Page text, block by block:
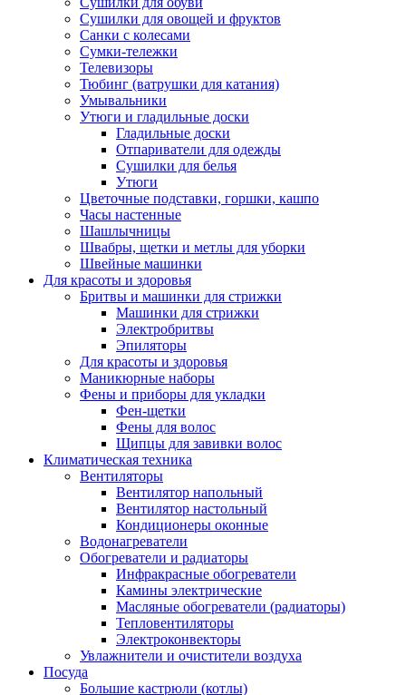
Сушилки для овощей и фруктов
Санки с колесами
Сумки-тележки
Телевизоры
Тюбинг (ватрушки для катания)
Умывальники
Утюги и гладильные доски
Гладильные доски
Отпариватели для одежды
Сушилки для белья
Утюги
Цветочные подставки, горшки, кашпо
Часы настенные
Шашлычницы
Швабры, щетки и метлы для уборки
Швейные машинки
Для красоты и здоровья
Бритвы и машинки для стрижки
Машинки для стрижки
Электробритвы
Эпиляторы
Для красоты и здоровья
Маникюрные наборы
Фены и приборы для укладки
Фен-щетки
Фены для волос
Щипцы для завивки волос
Климатическая техника
Вентиляторы
Вентилятор напольный
Вентилятор настольный
Кондиционеры оконные
Водонагреватели
Обогреватели и радиаторы
Инфракрасные обогреватели
Камины электрические
Масляные обогреватели (радиаторы)
Тепловентиляторы
Электроконвекторы
Увлажнители и очистители воздуха
Посуда
Большие кастрюли (котлы)